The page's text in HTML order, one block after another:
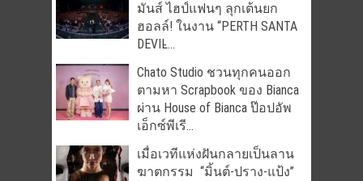
มันส์ ไฮป์แฟนๆ ลุกเต้นยก
ฮอลล์! ในงาน “PERTH SANTA
DEVIL̵...
Chato Studio ชวนทุกคนออก
ตามหา Scrapbook ของ Bianca
ผ่าน House of Bianca ป๊อปอัพ
เอ็กซ์พีเรี...
เมื่อเวทีแห่งฝันกลายเป็นลาน
ฆาตกรรม “มิ้นต์-ปราง-แป้ง”